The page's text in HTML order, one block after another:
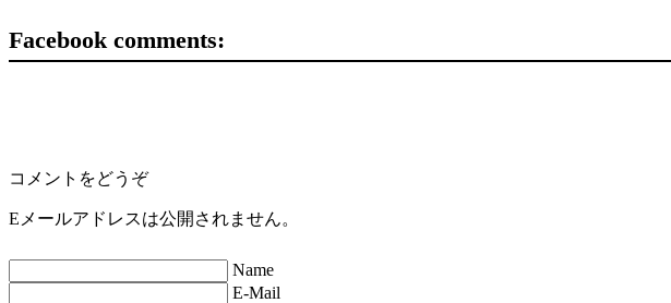
Facebook comments:
コメントをどうぞ
Eメールアドレスは公開されません。
Name
E-Mail